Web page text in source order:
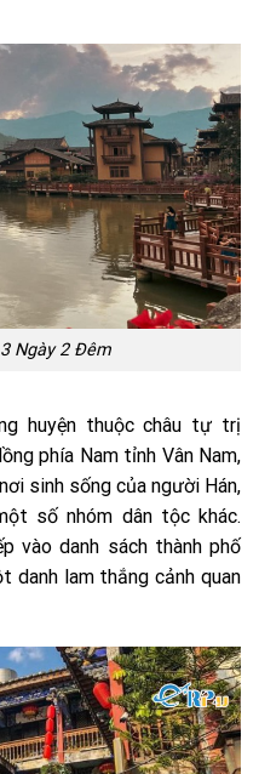
Ngày 2 Đêm
huyện thuộc châu tự trị
phía Nam tỉnh Vân Nam,
sinh sống của người Hán,
số nhóm dân tộc khác.
vào danh sách thành phố
danh lam thắng cảnh quan